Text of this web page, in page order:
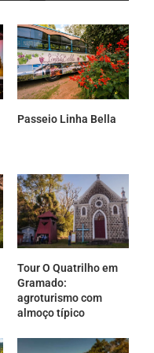
Passeio Linha Bella
Tour O Quatrilho em
Gramado:
agroturismo com
almoço típico